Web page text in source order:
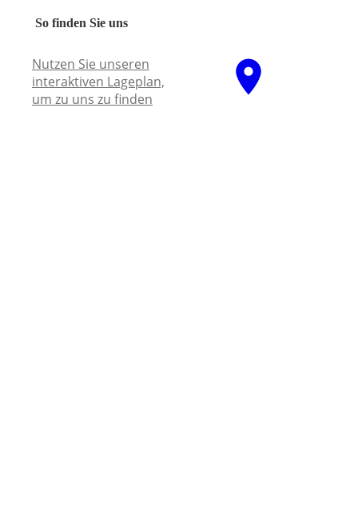
So finden Sie uns
Nutzen Sie unseren
interaktiven La­ge­plan,
um zu uns zu finden